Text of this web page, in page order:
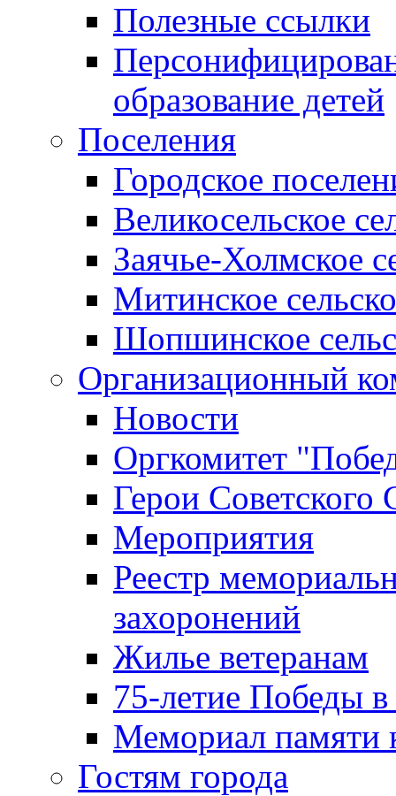
Полезные ссылки
образование детей
Поселения
Городское
Великосельское
Заячье-Холмское
Митинское
Шопшинское
Организационный
Новости
Оргкомитет
Герои Советского
Мероприятия
Реестр
захоронений
Жилье ветеранам
75-летие Победы
Мемориал памяти
Гостям города